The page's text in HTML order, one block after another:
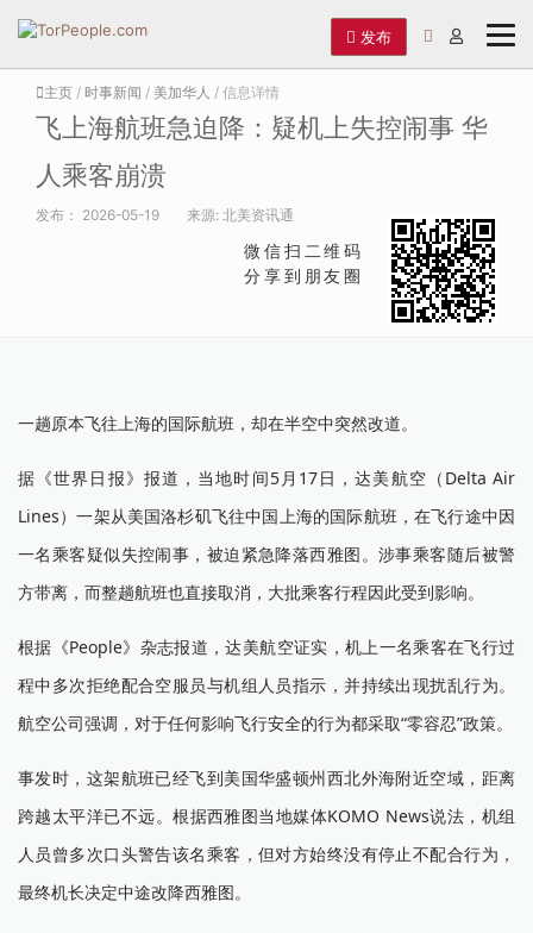
发布
主页 / 时事新闻 / 美加华人 / 信息详情
飞上海航班急迫降：疑机上失控闹事 华
人乘客崩溃
发布： 2026-05-19 来源: 北美资讯通
微信扫二维码
分享到朋友圈
一趟原本飞往上海的国际航班，却在半空中突然改道。
据《世界日报》报道，当地时间5月17日，达美航空（Delta Air
Lines）一架从美国洛杉矶飞往中国上海的国际航班，在飞行途中因
一名乘客疑似失控闹事，被迫紧急降落西雅图。涉事乘客随后被警
方带离，而整趟航班也直接取消，大批乘客行程因此受到影响。
根据《People》杂志报道，达美航空证实，机上一名乘客在飞行过
程中多次拒绝配合空服员与机组人员指示，并持续出现扰乱行为。
航空公司强调，对于任何影响飞行安全的行为都采取“零容忍”政策。
事发时，这架航班已经飞到美国华盛顿州西北外海附近空域，距离
跨越太平洋已不远。根据西雅图当地媒体KOMO News说法，机组
人员曾多次口头警告该名乘客，但对方始终没有停止不配合行为，
最终机长决定中途改降西雅图。